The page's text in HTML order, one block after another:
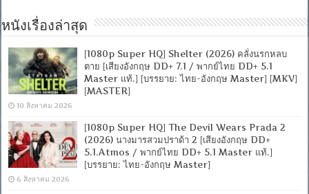
PGS
ชัด]
[MASTER]
[MKV]
หนังเรื่องล่าสุด
[1080p Super HQ] Shelter (2026) คลั่งนรกหลบ
ตาย [เสียงอังกฤษ DD+ 7.1 / พากย์ไทย DD+ 5.1
Master แท้.] [บรรยาย: ไทย-อังกฤษ Master] [MKV]
[MASTER]
10 สิงหาคม 2026
[1080p Super HQ] The Devil Wears Prada 2
(2026) นางมารสวมปราด้า 2 [เสียงอังกฤษ DD+
5.1.Atmos / พากย์ไทย DD+ 5.1 Master แท้.]
[บรรยาย: ไทย-อังกฤษ Master]
6 สิงหาคม 2026